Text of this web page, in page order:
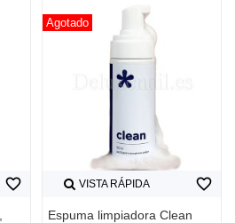
favorite_border
Agotado
VISTA RÁPIDA
Espuma limpiadora Clean
favorite_border